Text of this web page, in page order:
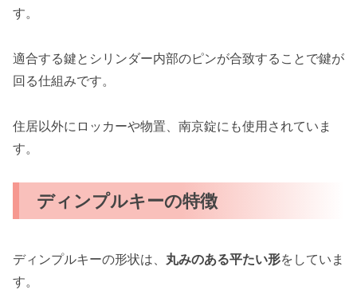
す。
適合する鍵とシリンダー内部のピンが合致することで鍵が
回る仕組みです。
住居以外にロッカーや物置、南京錠にも使用されていま
す。
ディンプルキーの特徴
ディンプルキーの形状は、 丸みのある平たい形をしていま
す。